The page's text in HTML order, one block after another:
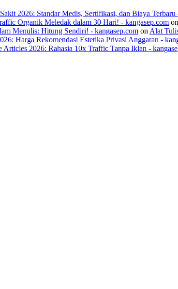
2026: Standar Medis, Sertifikasi, dan Biaya Terbaru
Organik Meledak dalam 30 Hari! - kangasep.com on
Menulis: Hitung Sendiri! - kangasep.com on Alat
Harga Rekomendasi Estetika Privasi Anggaran -
2026: Rahasia 10x Traffic Tanpa Iklan -